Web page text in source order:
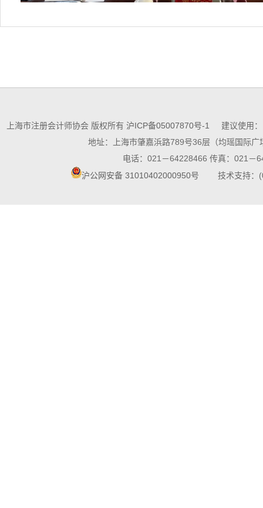
上海市注册会计师协会 版权所有 沪ICP备05007870号-1
建议使用：
地址：上海市肇嘉浜路789号36层（均瑶国际广
电话：021－64228466 传真：021－
沪公网安备 31010402000950号 技术支持：